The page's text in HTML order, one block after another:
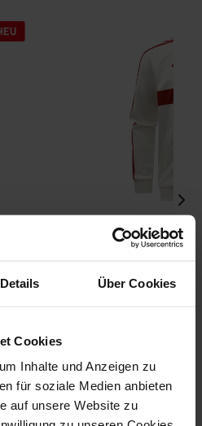
Details Über Cookies
Cookies
Inhalte und Anzeigen zu
für soziale Medien anbieten
auf unsere Website zu
Trackjacket "Originals" Off-White
€ 89,96